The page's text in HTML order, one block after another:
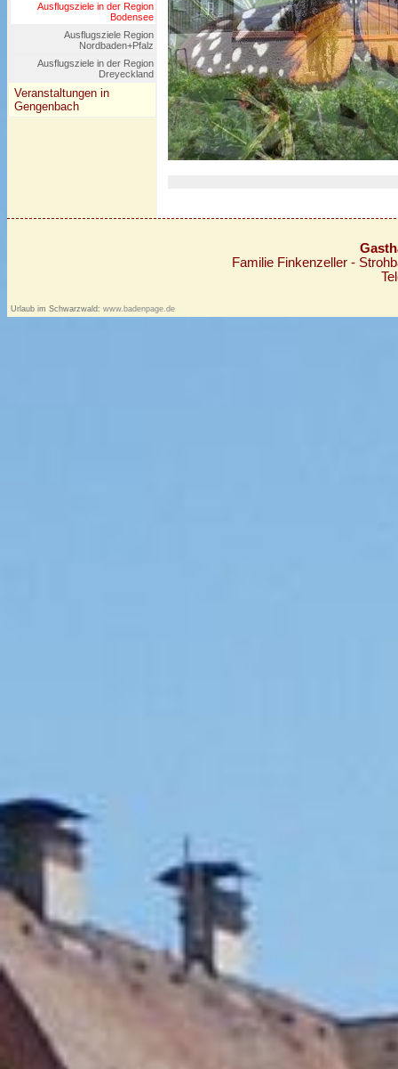
Ausflugsziele in der Region
Bodensee
Ausflugsziele Region
Nordbaden+Pfalz
Ausflugsziele in der Region
Dreyeckland
Veranstaltungen in
Gengenbach
Familie Finkenzeller -
Urlaub im Schwarzwald: www.badenpage.de